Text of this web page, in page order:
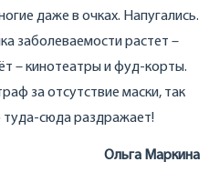
даже в очках. Напугались.
заболеваемости растет –
– кинотеатры и фуд-корты.
за отсутствие маски, так
туда-сюда раздражает!
Ольга Маркина